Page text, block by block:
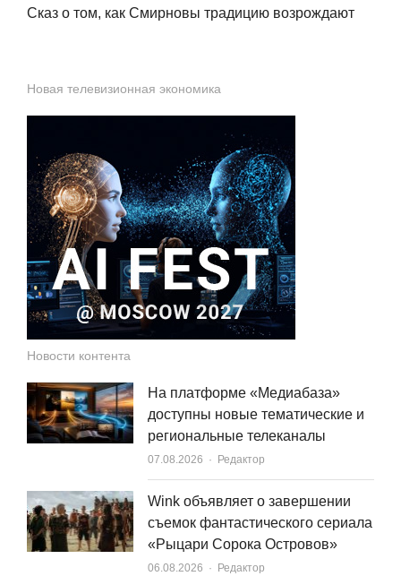
Сказ о том, как Смирновы традицию возрождают
Новая телевизионная экономика
Новости контента
На платформе «Медиабаза»
доступны новые тематические и
региональные телеканалы
07.08.2026 Author
Редактор
Wink объявляет о завершении
съемок фантастического сериала
«Рыцари Сорока Островов»
06.08.2026 Author
Редактор